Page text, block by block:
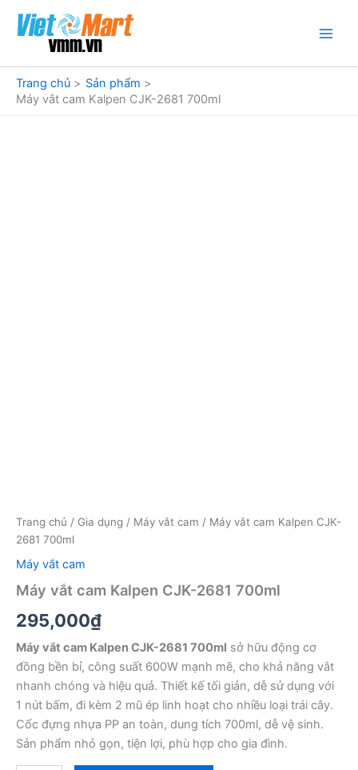
dung
Trang chủ
Sản phẩm
Máy vắt cam Kalpen CJK-2681 700ml
Trang chủ / Gia dụng / Máy vắt cam / Máy vắt cam Kalpen CJK-
2681 700ml
Máy vắt cam
Máy vắt cam Kalpen CJK-2681 700ml
295,000₫
Máy vắt cam Kalpen CJK-2681 700ml sở hữu động cơ
đồng bền bỉ, công suất 600W mạnh mẽ, cho khả năng vắt
nhanh chóng và hiệu quả. Thiết kế tối giản, dễ sử dụng với
1 nút bấm, đi kèm 2 mũ ép linh hoạt cho nhiều loại trái cây.
Cốc đựng nhựa PP an toàn, dung tích 700ml, dễ vệ sinh.
Sản phẩm nhỏ gọn, tiện lợi, phù hợp cho gia đình.